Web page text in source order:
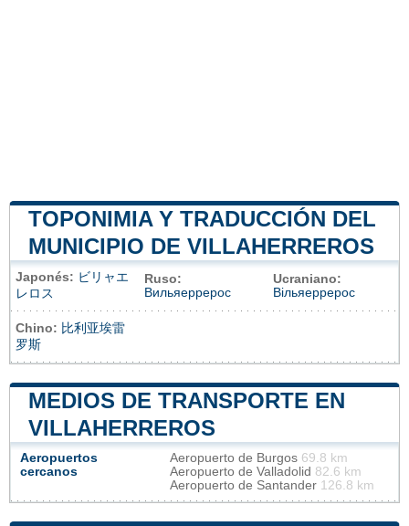
TOPONIMIA Y TRADUCCIÓN DEL
MUNICIPIO DE VILLAHERREROS
Japonés: ビリャエ
レロス
Ruso:
Вильяеррерос
Ucraniano:
Вільяеррерос
Chino: 比利亚埃雷
罗斯
MEDIOS DE TRANSPORTE EN
VILLAHERREROS
Aeropuertos
cercanos
Aeropuerto de Burgos 69.8 km
Aeropuerto de Valladolid 82.6 km
Aeropuerto de Santander 126.8 km